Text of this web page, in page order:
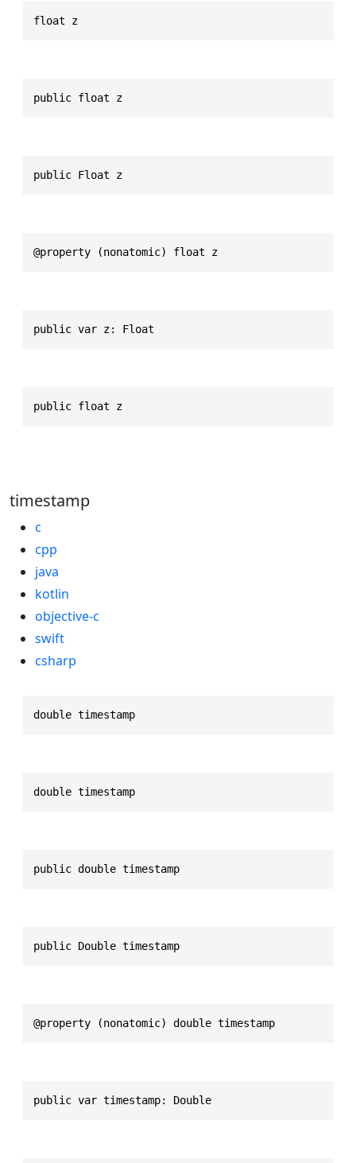
float z
public float z
public Float z
@property (nonatomic) float z
public var z: Float
public float z
timestamp
c
cpp
java
kotlin
objective-c
swift
csharp
double timestamp
double timestamp
public double timestamp
public Double timestamp
@property (nonatomic) double timestamp
public var timestamp: Double